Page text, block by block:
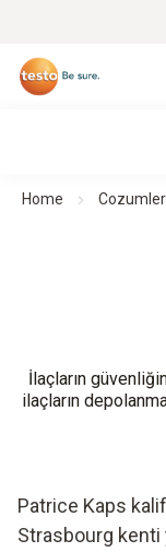
Home
İlaçların
ilaçların
Patrice Kaps
Strasbourg kenti